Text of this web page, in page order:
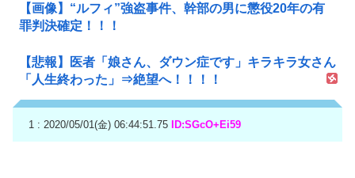
【画像】“ルフィ”強盗事件、幹部の男に懲役20年の有
罪判決確定！！！
【悲報】医者「娘さん、ダウン症です」キラキラ女さん
「人生終わった」⇒絶望へ！！！！
1 : 2020/05/01(金) 06:44:51.75 ID:SGcO+Ei59